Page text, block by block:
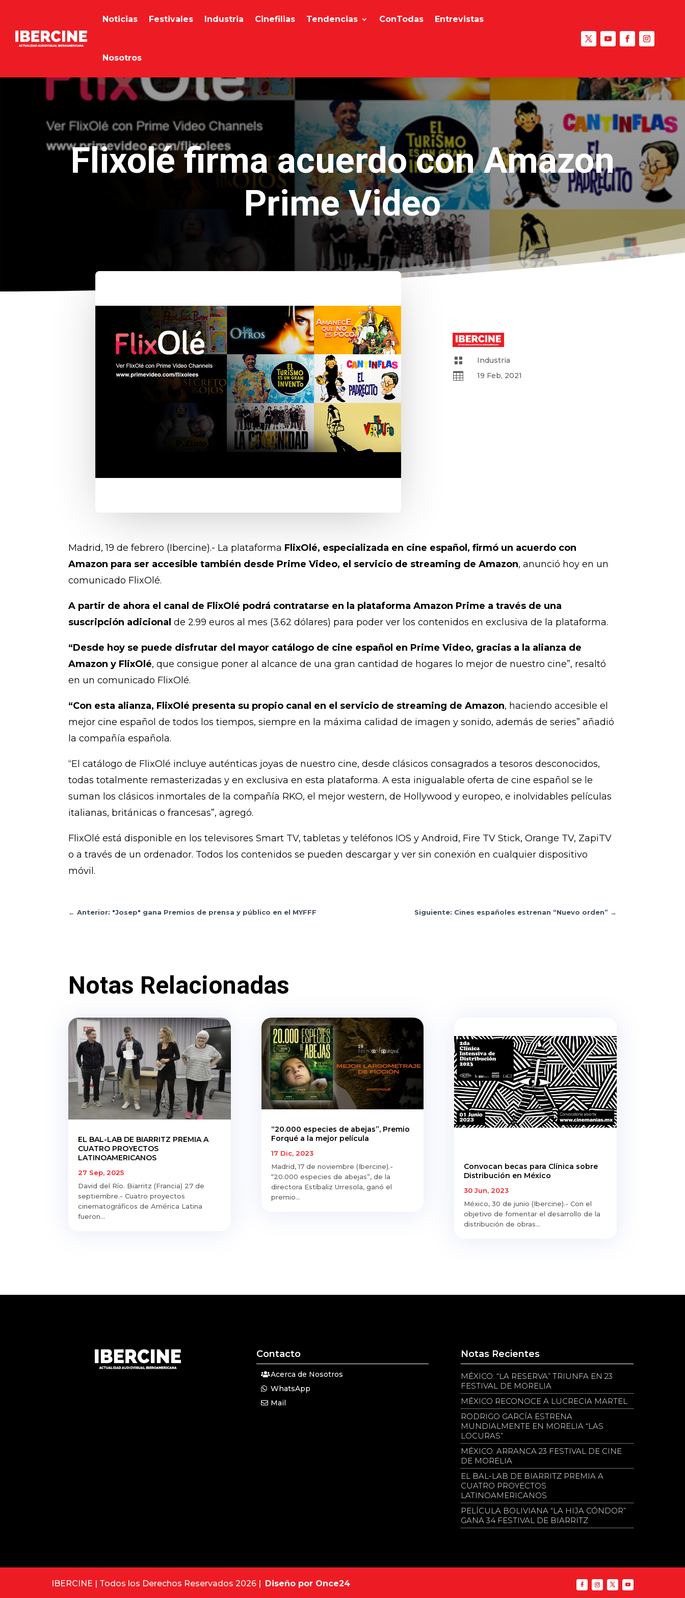
Noticias Festivales Industria Cinefilias Tendencias ConTodas Entrevistas
Nosotros
Flixolé firma acuerdo con Amazon
Prime Video
 Industria
 19 Feb, 2021
Madrid, 19 de febrero (Ibercine).- La plataforma FlixOlé, especializada en cine español, firmó un acuerdo con
Amazon para ser accesible también desde Prime Video, el servicio de streaming de Amazon, anunció hoy en un
comunicado FlixOlé.
A partir de ahora el canal de FlixOlé podrá contratarse en la plataforma Amazon Prime a través de una
suscripción adicional de 2.99 euros al mes (3.62 dólares) para poder ver los contenidos en exclusiva de la plataforma.
“Desde hoy se puede disfrutar del mayor catálogo de cine español en Prime Video, gracias a la alianza de
Amazon y FlixOlé, que consigue poner al alcance de una gran cantidad de hogares lo mejor de nuestro cine”, resaltó
en un comunicado FlixOlé.
“Con esta alianza, FlixOlé presenta su propio canal en el servicio de streaming de Amazon, haciendo accesible el
mejor cine español de todos los tiempos, siempre en la máxima calidad de imagen y sonido, además de series” añadió
la compañía española.
“El catálogo de FlixOlé incluye auténticas joyas de nuestro cine, desde clásicos consagrados a tesoros desconocidos,
todas totalmente remasterizadas y en exclusiva en esta plataforma. A esta inigualable oferta de cine español se le
suman los clásicos inmortales de la compañía RKO, el mejor western, de Hollywood y europeo, e inolvidables películas
italianas, británicas o francesas”, agregó.
FlixOlé está disponible en los televisores Smart TV, tabletas y teléfonos IOS y Android, Fire TV Stick, Orange TV, ZapiTV
o a través de un ordenador. Todos los contenidos se pueden descargar y ver sin conexión en cualquier dispositivo
móvil.
←Anterior: "Josep" gana Premios de prensa y público en el MYFFF Siguiente: Cines españoles estrenan “Nuevo orden” →
Notas Relacionadas
EL BAL-LAB DE BIARRITZ PREMIA A
CUATRO PROYECTOS
LATINOAMERICANOS
27 Sep, 2025
David del Río. Biarritz (Francia) 27 de
septiembre.- Cuatro proyectos
cinematográficos de América Latina
fueron...
“20.000 especies de abejas”, Premio
Forqué a la mejor película
17 Dic, 2023
Madrid, 17 de noviembre (Ibercine).-
“20.000 especies de abejas”, de la
directora Estíbaliz Urresola, ganó el
premio...
Convocan becas para Clínica sobre
Distribución en México
30 Jun, 2023
México, 30 de junio (Ibercine).- Con el
objetivo de fomentar el desarrollo de la
distribución de obras...
Contacto
Acerca de Nosotros
WhatsApp
Mail
Notas Recientes
MÉXICO: “LA RESERVA” TRIUNFA EN 23
FESTIVAL DE MORELIA
MÉXICO RECONOCE A LUCRECIA MARTEL
RODRIGO GARCÍA ESTRENA
MUNDIALMENTE EN MORELIA “LAS
LOCURAS”
MÉXICO: ARRANCA 23 FESTIVAL DE CINE
DE MORELIA
EL BAL-LAB DE BIARRITZ PREMIA A
CUATRO PROYECTOS
LATINOAMERICANOS
PELÍCULA BOLIVIANA “LA HIJA CÓNDOR”
GANA 34 FESTIVAL DE BIARRITZ
IBERCINE | Todos los Derechos Reservados 2026 | Diseño por Once24